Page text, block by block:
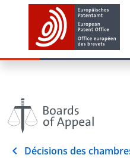
Décisions des